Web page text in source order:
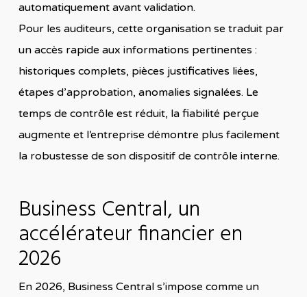
automatiquement avant validation.
Pour les auditeurs, cette organisation se traduit par
un accès rapide aux informations pertinentes :
historiques complets, pièces justificatives liées,
étapes d’approbation, anomalies signalées. Le
temps de contrôle est réduit, la fiabilité perçue
augmente et l’entreprise démontre plus facilement
la robustesse de son dispositif de contrôle interne.
Business Central, un
accélérateur financier en
2026
En 2026, Business Central s’impose comme un